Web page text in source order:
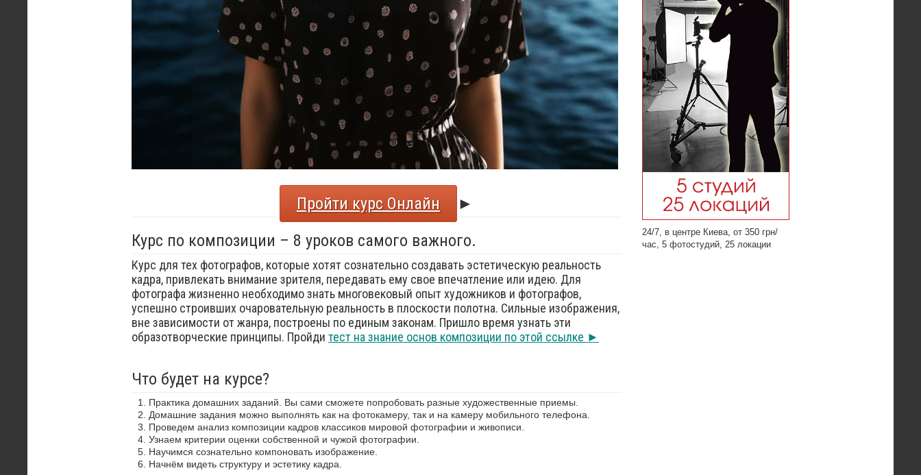
Пройти курс Онлайн
►
Курс по композиции – 8 уроков самого важного.
Курс для тех фотографов, которые хотят сознательно создавать эстетическую реальность
кадра, привлекать внимание зрителя, передавать ему свое впечатление или идею. Для
фотографа жизненно необходимо знать многовековый опыт художников и фотографов,
успешно строивших очаровательную реальность в плоскости полотна. Сильные изображения,
вне зависимости от жанра, построены по единым законам. Пришло время узнать эти
образотворческие принципы. Пройди тест на знание основ композиции по этой ссылке ►
Что будет на курсе?
Практика домашних заданий. Вы сами сможете попробовать разные художественные приемы.
Домашние задания можно выполнять как на фотокамеру, так и на камеру мобильного телефона.
Проведем анализ композиции кадров классиков мировой фотографии и живописи.
Узнаем критерии оценки собственной и чужой фотографии.
Научимся сознательно компоновать изображение.
Начнём видеть структуру и эстетику кадра.
24/7, в центре Киева, от 350 грн/
час, 5 фотостудий, 25 локации